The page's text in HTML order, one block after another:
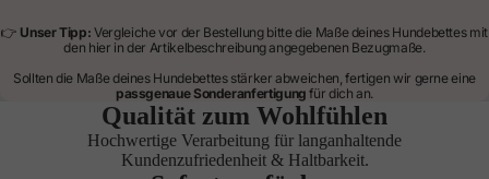
👉 Unser Tipp: Vergleiche vor der Bestellung bitte die Maße deines Hundebettes mit
den hier in der Artikelbeschreibung angegebenen Bezugmaße.
Sollten die Maße deines Hundebettes stärker abweichen, fertigen wir gerne eine
passgenaue Sonderanfertigung für dich an.
Qualität zum Wohlfühlen
Hochwertige Verarbeitung für langanhaltende
Kundenzufriedenheit & Haltbarkeit.